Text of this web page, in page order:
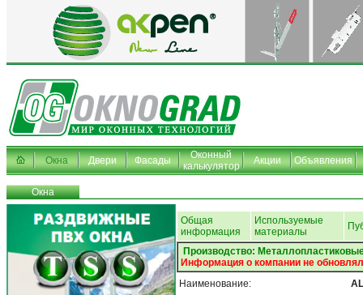
Окна Двери Фасады
Оконный
калькулятор
Акции Объявления
Окна
Общая
информация
Используемые
материалы
Производство:
Информация о компании не
Наименование: